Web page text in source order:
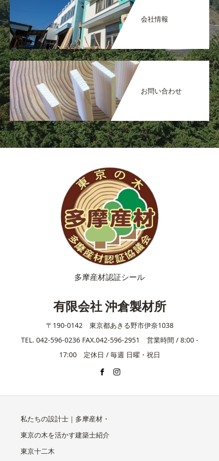
会社情報
お問い合わせ
多摩産材認証シール
有限会社 沖倉製材所
〒190-0142 東京都あきる野市伊奈1038
TEL. 042-596-0236 FAX.042-596-2951 営業時間 / 8:00 -
17:00 定休日 / 毎週 日曜・祝日
私たちの設計士｜多摩産材・
東京の木を活かす建築士紹介
東京十二木